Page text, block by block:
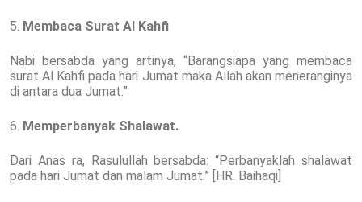
5. Membaca Surat Al Kahfi
Nabi bersabda yang artinya, “Barangsiapa yang membaca
surat Al Kahfi pada hari Jumat maka Allah akan meneranginya
di antara dua Jumat.”
6. Memperbanyak Shalawat.
Dari Anas ra, Rasulullah bersabda: “Perbanyaklah shalawat
pada hari Jumat dan malam Jumat.” [HR. Baihaqi]